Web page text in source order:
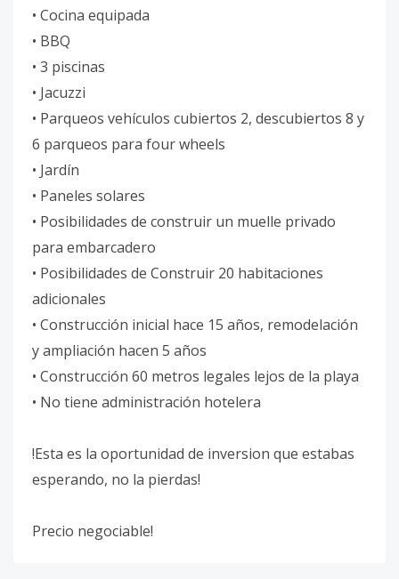
• Cocina equipada
• BBQ
• 3 piscinas
• Jacuzzi
• Parqueos vehículos cubiertos 2, descubiertos 8 y
6 parqueos para four wheels
• Jardín
• Paneles solares
• Posibilidades de construir un muelle privado
para embarcadero
• Posibilidades de Construir 20 habitaciones
adicionales
• Construcción inicial hace 15 años, remodelación
y ampliación hacen 5 años
• Construcción 60 metros legales lejos de la playa
• No tiene administración hotelera
!Esta es la oportunidad de inversion que estabas
esperando, no la pierdas!
Precio negociable!